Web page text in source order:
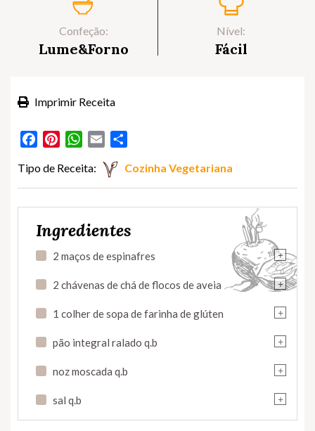
Confeção:
Lume&Forno
Nível:
Fácil
Imprimir Receita
FacebookPinterestWhatsApp
Email
Tipo de Receita: Cozinha Vegetariana
Ingredientes
+
2 maços de espinafres
+
2 chávenas de chá de flocos de aveia
+
1 colher de sopa de farinha de glúten
+
pão integral ralado q.b
+
noz moscada q.b
+
sal q.b